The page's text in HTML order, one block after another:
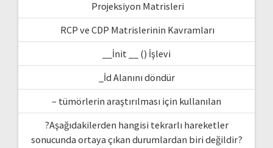
Projeksiyon Matrisleri
RCP ve CDP Matrislerinin Kavramları
__İnit __ () İşlevi
_İd Alanını döndür
– tümörlerin araştırılması için kullanılan
?Aşağıdakilerden hangisi tekrarlı hareketler
sonucunda ortaya çıkan durumlardan biri değildir?